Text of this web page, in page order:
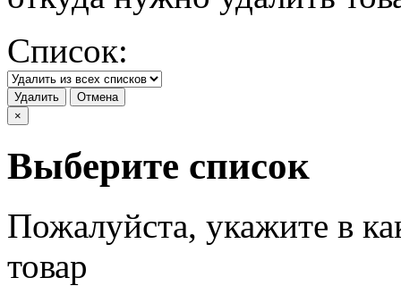
Список:
Удалить
Отмена
×
Выберите список
Пожалуйста, укажите в
товар